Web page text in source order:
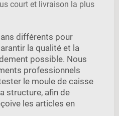
court et livraison la plus
différents pour
la qualité et la
possible. Nous
professionnels
le moule de caisse
structure, afin de
les articles en